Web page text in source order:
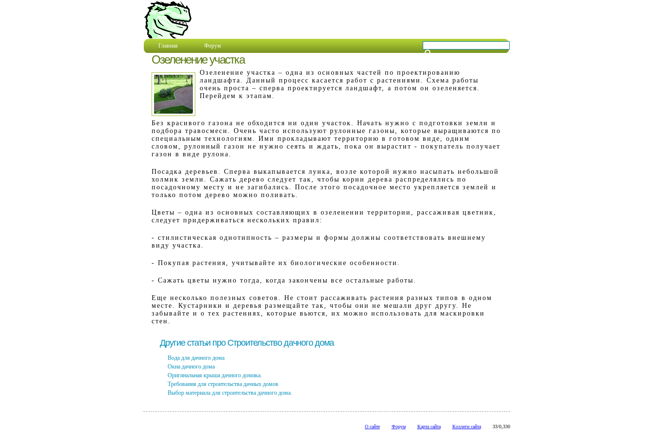
Главная Форум
Озеленение участка
Озеленение участка – одна из основных частей по проектированию
ландшафта. Данный процесс касается работ с растениями. Схема работы
очень проста – сперва проектируется ландшафт, а потом он озеленяется.
Перейдем к этапам.
Без красивого газона не обходится ни один участок. Начать нужно с подготовки земли и
подбора травосмеси. Очень часто используют рулонные газоны, которые выращиваются по
специальным технологиям. Ими прокладывают территорию в готовом виде, одним
словом, рулонный газон не нужно сеять и ждать, пока он вырастит - покупатель получает
газон в виде рулона.
Посадка деревьев. Сперва выкапывается лунка, возле которой нужно насыпать небольшой
холмик земли. Сажать дерево следует так, чтобы корни дерева распределялись по
посадочному месту и не загибались. После этого посадочное место укрепляется землей и
только потом дерево можно поливать.
Цветы – одна из основных составляющих в озеленении территории, рассаживая цветник,
следует придерживаться нескольких правил:
- стилистическая однотипность – размеры и формы должны соответствовать внешнему
виду участка.
- Покупая растения, учитывайте их биологические особенности.
- Сажать цветы нужно тогда, когда закончены все остальные работы.
Еще несколько полезных советов. Не стоит рассаживать растения разных типов в одном
месте. Кустарники и деревья размещайте так, чтобы они не мешали друг другу. Не
забывайте и о тех растениях, которые вьются, их можно использовать для маскировки
стен.
Другие статьи про Строительство дачного дома
Вода для дачного дома
Окна дачного дома
Оригинальная крыша дачного домика.
Требования для строительства дачных домов
Выбор материала для строительства дачного дома.
О сайте Форум Карта сайта Коллеги сайта 33/0,330